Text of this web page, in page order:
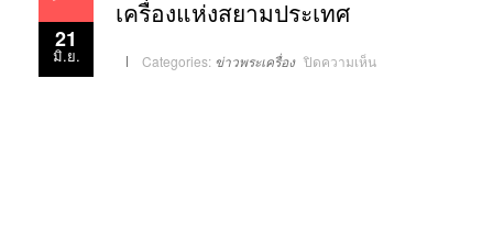
21
มิ.ย.
เครื่องแห่งสยามประเทศ
Categories: ข่าวพระเครื่อง ปิดความเห็นบน
เบญจ